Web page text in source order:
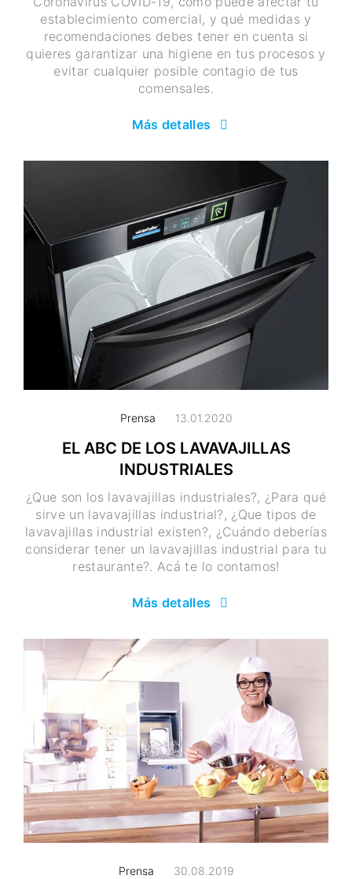
establecimiento comercial, y qué medidas y
recomendaciones debes tener en cuenta si
quieres garantizar una higiene en tus procesos y
evitar cualquier posible contagio de tus
comensales.
Más detalles
Prensa 13.01.2020
EL ABC DE LOS LAVAVAJILLAS
INDUSTRIALES
¿Que son los lavavajillas industriales?, ¿Para qué
sirve un lavavajillas industrial?, ¿Que tipos de
lavavajillas industrial existen?, ¿Cuándo deberías
considerar tener un lavavajillas industrial para tu
restaurante?. Acá te lo contamos!
Más detalles
Prensa 30.08.2019